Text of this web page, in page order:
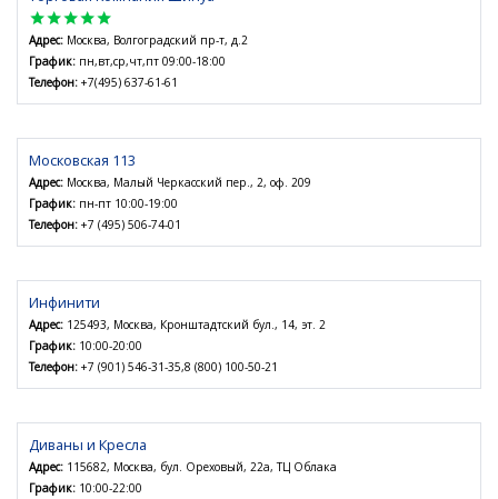
star
star
star
star
star
Адрес: Москва, Волгоградский пр-т, д.2
График: пн,вт,ср,чт,пт 09:00-18:00
Телефон: +7(495) 637-61-61
Московская 113
Адрес: Москва, Малый Черкасский пер., 2, оф. 209
График: пн-пт 10:00-19:00
Телефон: +7 (495) 506-74-01
Инфинити
Адрес: 125493, Москва, Кронштадтский бул., 14, эт. 2
График: 10:00-20:00
Телефон: +7 (901) 546-31-35,8 (800) 100-50-21
Диваны и Кресла
Адрес: 115682, Москва, бул. Ореховый, 22а, ТЦ Облака
График: 10:00-22:00